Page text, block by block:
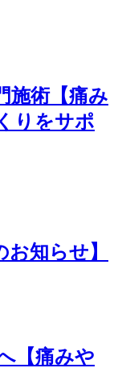
施術【痛み
りをサポ
お知らせ】
【痛みや